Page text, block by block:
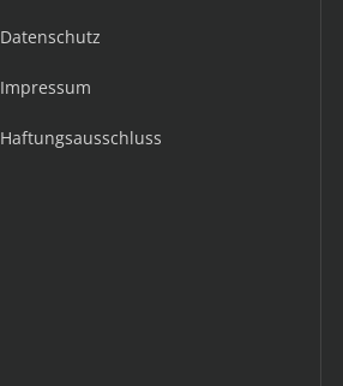
Datenschutz
Impressum
Haftungsausschluss